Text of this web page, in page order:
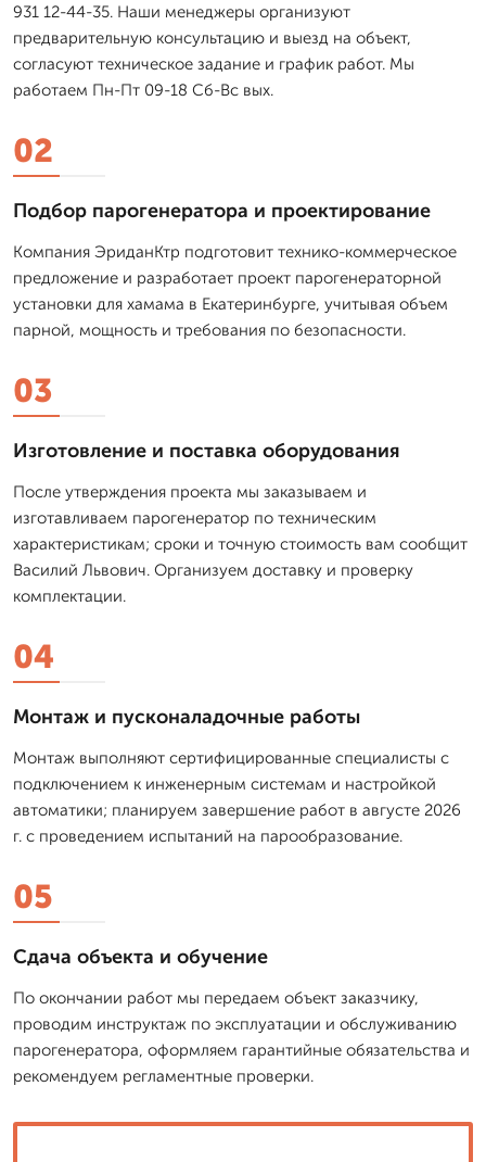
931 12-44-35. Наши менеджеры организуют
предварительную консультацию и выезд на объект,
согласуют техническое задание и график работ. Мы
работаем Пн-Пт 09-18 Сб-Вс вых.
02
Подбор парогенератора и проектирование
Компания ЭриданКтр подготовит технико-коммерческое
предложение и разработает проект парогенераторной
установки для хамама в Екатеринбурге, учитывая объем
парной, мощность и требования по безопасности.
03
Изготовление и поставка оборудования
После утверждения проекта мы заказываем и
изготавливаем парогенератор по техническим
характеристикам; сроки и точную стоимость вам сообщит
Василий Львович. Организуем доставку и проверку
комплектации.
04
Монтаж и пусконаладочные работы
Монтаж выполняют сертифицированные специалисты с
подключением к инженерным системам и настройкой
автоматики; планируем завершение работ в августе 2026
г. с проведением испытаний на парообразование.
05
Сдача объекта и обучение
По окончании работ мы передаем объект заказчику,
проводим инструктаж по эксплуатации и обслуживанию
парогенератора, оформляем гарантийные обязательства и
рекомендуем регламентные проверки.